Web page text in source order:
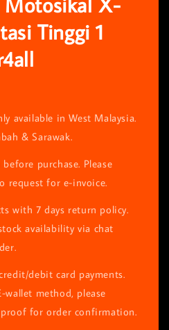
Tinggi 1
available in West Malaysia.
& Sarawak.
purchase. Please
request for e-invoice.
with 7 days return policy.
availability via chat
debit card payments.
wallet method, please
for order confirmation.